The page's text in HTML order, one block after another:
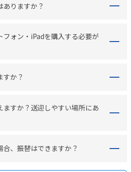
りますか？
フォン・iPadを購入する必要が
すか？
ますか？送迎しやすい場所にあ
、振替はできますか？